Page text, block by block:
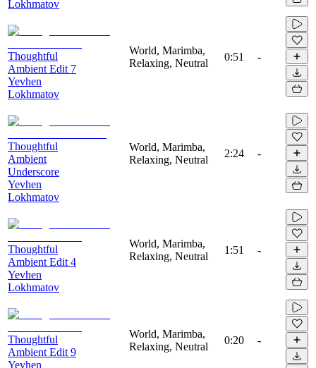
Lokhmatov
Thoughtful
Ambient Edit 7
Yevhen
Lokhmatov
World, Marimba,
Relaxing, Neutral
0:51 -
Thoughtful
Ambient
Underscore
Yevhen
Lokhmatov
World, Marimba,
Relaxing, Neutral
2:24 -
Thoughtful
Ambient Edit 4
Yevhen
Lokhmatov
World, Marimba,
Relaxing, Neutral
1:51 -
Thoughtful
Ambient Edit 9
Yevhen
World, Marimba,
Relaxing, Neutral
0:20 -